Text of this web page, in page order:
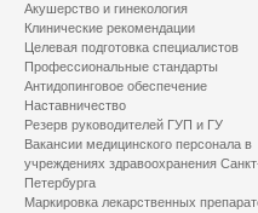
Акушерство и гинекология
Клинические рекомендации
Целевая подготовка специалистов
Профессиональные стандарты
Антидопинговое обеспечение
Наставничество
Резерв руководителей ГУП и ГУ
Вакансии медицинского персонала в
учреждениях здравоохранения
Петербурга
Маркировка лекарственных